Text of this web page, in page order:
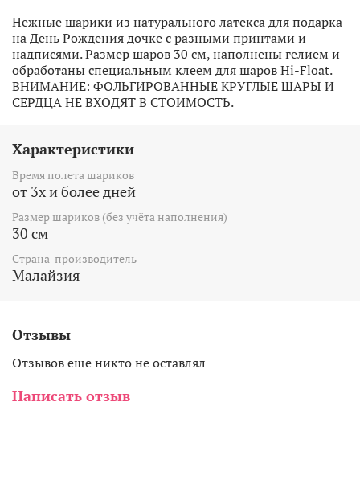
Нежные шарики из натурального латекса для подарка
на День Рождения дочке с разными принтами и
надписями.Размер шаров 30 см, наполнены гелием и
обработаны специальным клеем для шаров Hi-Float.
ВНИМАНИЕ: ФОЛЬГИРОВАННЫЕ КРУГЛЫЕ ШАРЫ И
СЕРДЦА НЕ ВХОДЯТ В СТОИМОСТЬ.
Характеристики
Время полета шариков
от 3х и более дней
Размер шариков (без учёта наполнения)
30 см
Страна-производитель
Малайзия
Отзывы
Отзывов еще никто не оставлял
Написать отзыв